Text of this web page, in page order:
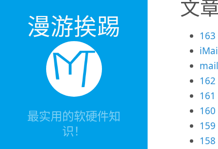
漫游挨踢
最实用的软硬件知
识！
文
160